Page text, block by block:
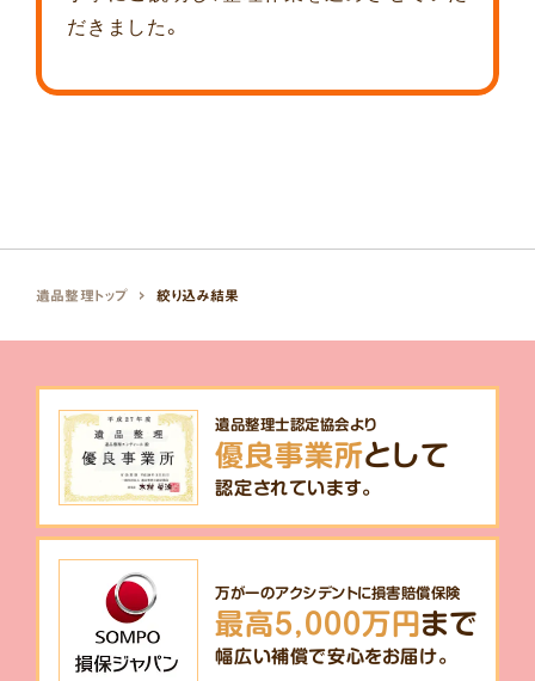
だきました。
遺品整理トップ 絞り込み結果
遺品整理士認定協会より
優良事業所として
認定されています。
万が一のアクシデントに損害賠償保険
最高5,000万円まで
幅広い補償で安心をお届け。